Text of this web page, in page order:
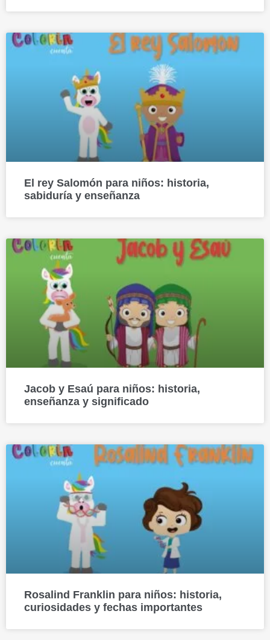
El rey Salomón para niños: historia,
sabiduría y enseñanza
Jacob y Esaú para niños: historia,
enseñanza y significado
Rosalind Franklin para niños: historia,
curiosidades y fechas importantes